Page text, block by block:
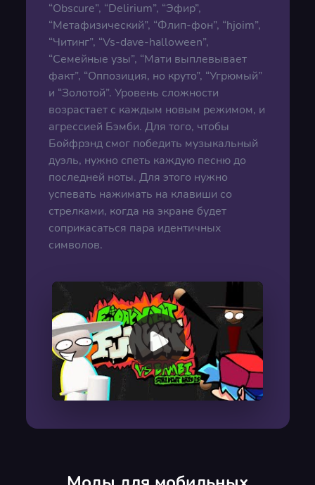
“Obscure”, “Delirium”, “Эфир”,
“Метафизический”, “Флип-фон”, “hjoim”,
“Читинг”, “Vs-dave-halloween”,
“Семейные узы”, “Мати выплевывает
факт”, “Оппозиция, но круто”, “Угрюмый”
и “Золотой”. Уровень сложности
возрастает с каждым новым режимом, и
агрессией Бэмби. Для того, чтобы
Бойфрэнд смог победить музыкальный
дуэль, нужно спеть каждую песню до
последней ноты. Для этого нужно
успевать нажимать на клавиши со
стрелками, когда на экране будет
соприкасаться пара идентичных
символов.